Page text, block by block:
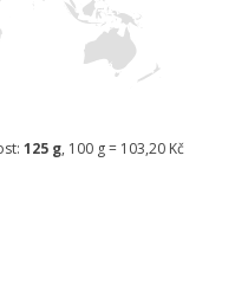
125 g, 100 g = 103,20 Kč